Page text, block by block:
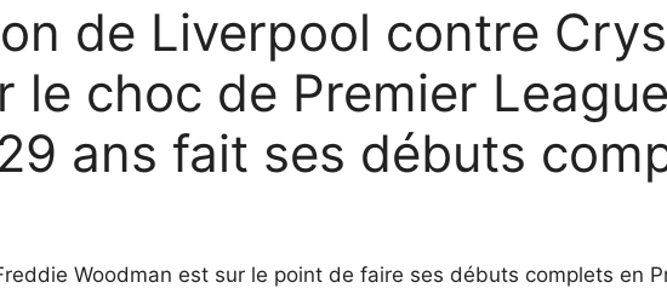
de Liverpool contre
le choc de Premier
ans fait ses débuts
Woodman est sur le point de faire ses débuts complets en